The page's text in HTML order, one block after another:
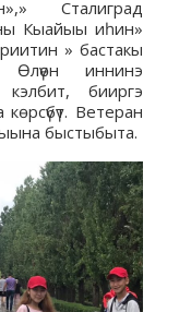
Сталиград
Кыайыы иһин»
» бастакы
Өлүөн иннинэ
бииргэ
Ветеран
быстыбыта.